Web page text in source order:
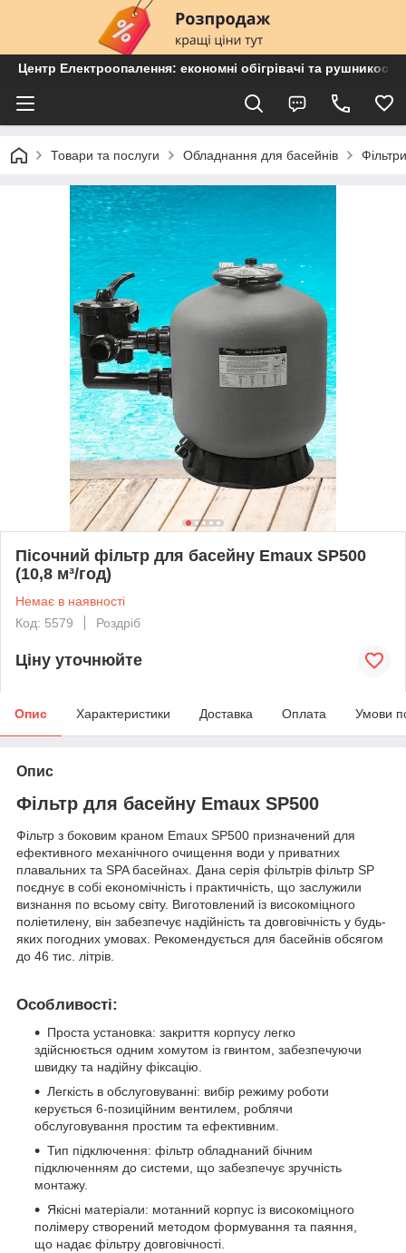
Центр Електроопалення: економні обігрівачі та
Товари та послуги Обладнання для басейнів Фільтри
Пісочний фільтр для басейну Emaux SP500
(10,8 м³/год)
Немає в наявності
Код: 5579
Роздріб
Ціну уточнюйте
Опис Характеристики Доставка Оплата Умови
Опис
Фільтр для басейну Emaux SP500
Фільтр з боковим краном Emaux SP500 призначений для
ефективного механічного очищення води у приватних
плавальних та SPA басейнах. Дана серія фільтрів фільтр SP
поєднує в собі економічність і практичність, що заслужили
визнання по всьому світу. Виготовлений із високоміцного
поліетилену, він забезпечує надійність та довговічність у будь-
яких погодних умовах. Рекомендується для басейнів обсягом
до 46 тис. літрів.
Особливості:
Проста установка: закриття корпусу легко
здійснюється одним хомутом із гвинтом, забезпечуючи
швидку та надійну фіксацію.
Легкість в обслуговуванні: вибір режиму роботи
керується 6-позиційним вентилем, роблячи
обслуговування простим та ефективним.
Тип підключення: фільтр обладнаний бічним
підключенням до системи, що забезпечує зручність
монтажу.
Якісні матеріали: мотанний корпус із високоміцного
полімеру створений методом формування та паяння,
що надає фільтру довговічності.